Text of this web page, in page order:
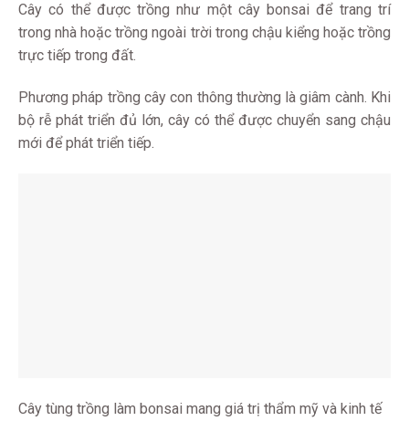
Cây có thể được trồng như một cây bonsai để trang trí
trong nhà hoặc trồng ngoài trời trong chậu kiểng hoặc trồng
trực tiếp trong đất.
Phương pháp trồng cây con thông thường là giâm cành. Khi
bộ rễ phát triển đủ lớn, cây có thể được chuyển sang chậu
mới để phát triển tiếp.
Cây tùng trồng làm bonsai mang giá trị thẩm mỹ và kinh tế